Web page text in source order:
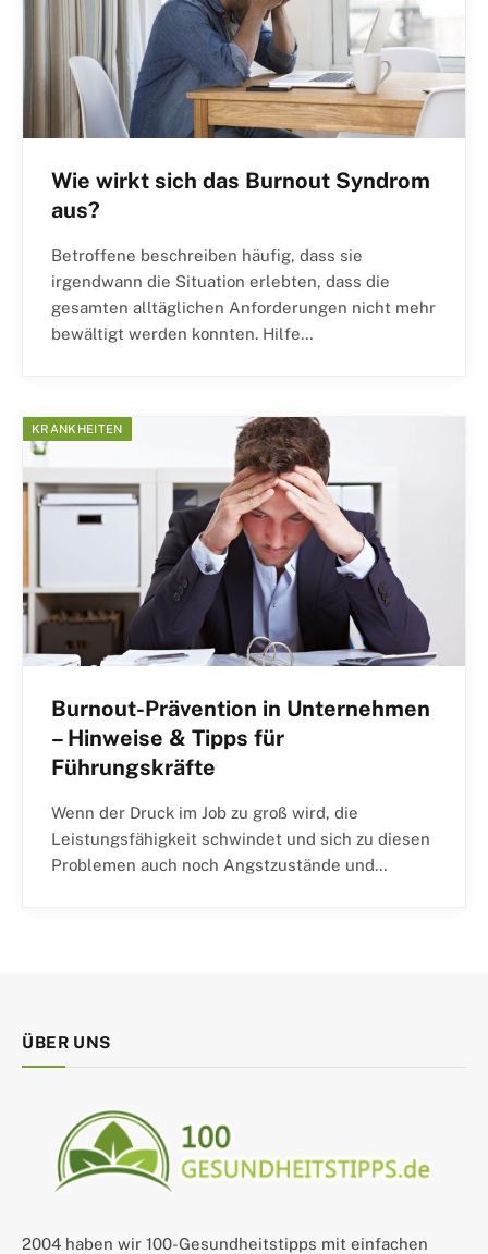
Wie wirkt sich das Burnout Syndrom
aus?
Betroffene beschreiben häufig, dass sie
irgendwann die Situation erlebten, dass die
gesamten alltäglichen Anforderungen nicht mehr
bewältigt werden konnten. Hilfe…
KRANKHEITEN
Burnout-Prävention in Unternehmen
– Hinweise & Tipps für
Führungskräfte
Wenn der Druck im Job zu groß wird, die
Leistungsfähigkeit schwindet und sich zu diesen
Problemen auch noch Angstzustände und…
ÜBER UNS
2004 haben wir 100-Gesundheitstipps mit einfachen